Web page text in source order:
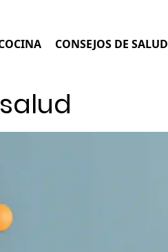
CONSEJOS DE SALUD